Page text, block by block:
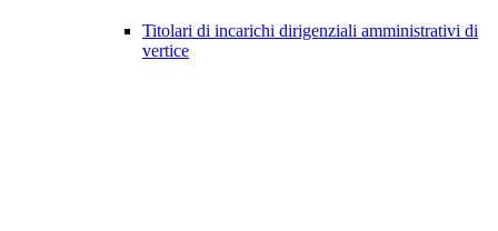
Titolari di incarichi dirigenziali amministrativi di
vertice